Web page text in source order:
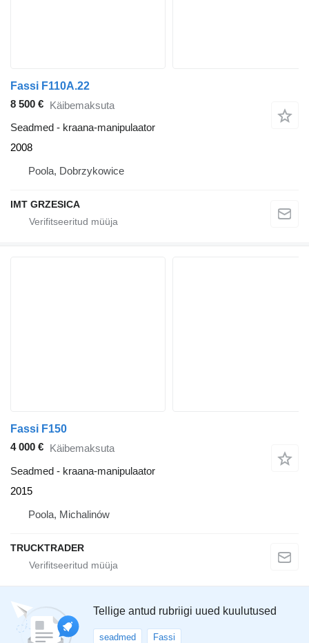
Fassi F110A.22
8 500 € Käibemaksuta
Seadmed - kraana-manipulaator
2008
Poola, Dobrzykowice
IMT GRZESICA
Fassi F150
4 000 € Käibemaksuta
Seadmed - kraana-manipulaator
2015
Poola, Michalinów
TRUCKTRADER
Tellige antud rubriigi uued kuulutused
seadmed Fassi